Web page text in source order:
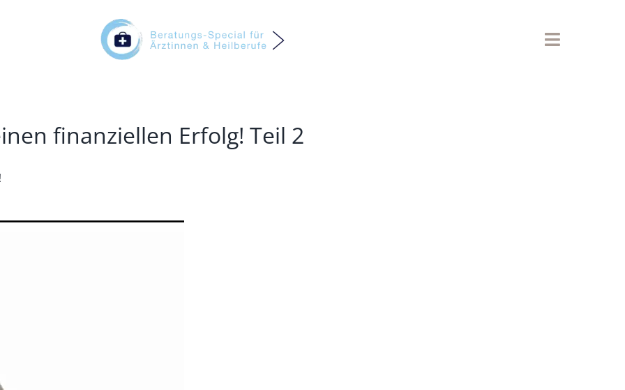
Toggle
Themenspecial – Schenken / Vererben
finanziellen Erfolg! Teil 2